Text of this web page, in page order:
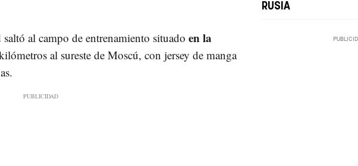
al campo de entrenamiento situado en la
al sureste de Moscú, con jersey de manga
RUSIA